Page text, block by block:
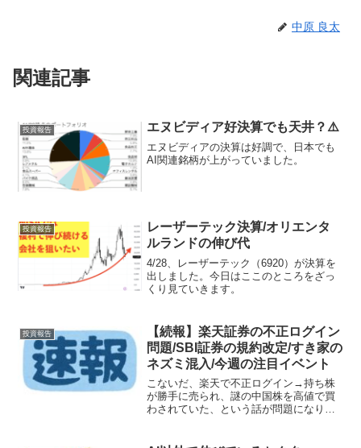
中原 良太
関連記事
投資報告 エヌビディア好決算でも天井？⚠️
エヌビディアの決算は好調で、日本でも
AI関連銘柄が上がっていました。
投資報告
レーザーテック決算/オリエンタ
ルランドの伸び代
4/28、レーザーテック（6920）が決算を
出しました。今日はここのところをざっ
くり見ていきます。
投資報告
【続報】楽天証券の不正ログイン
問題/SBI証券の規約改定/すき家の
ネズミ混入/今週の注目イベント
こないだ、楽天で不正ログイン→持ち株
が勝手に売られ、謎の中国株を高値で買
わされていた、という話が問題になりま